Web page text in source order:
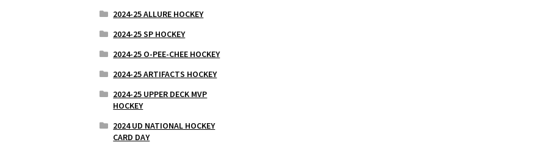
2024-25 ALLURE HOCKEY
2024-25 SP HOCKEY
2024-25 O-PEE-CHEE HOCKEY
2024-25 ARTIFACTS HOCKEY
2024-25 UPPER DECK MVP
HOCKEY
2024 UD NATIONAL HOCKEY
CARD DAY